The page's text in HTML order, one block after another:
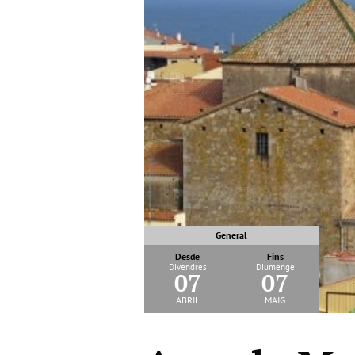
General
Desde
Divendres
07
abril
Fins
Diumenge
07
maig